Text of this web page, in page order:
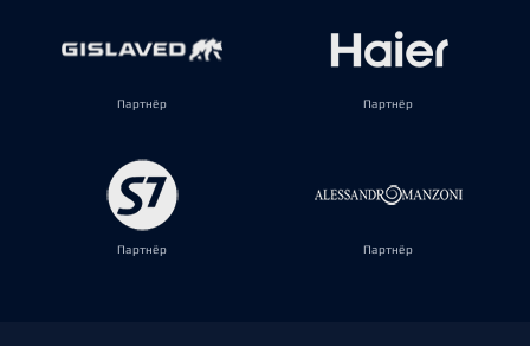
Партнёр Партнёр
Партнёр Партнёр